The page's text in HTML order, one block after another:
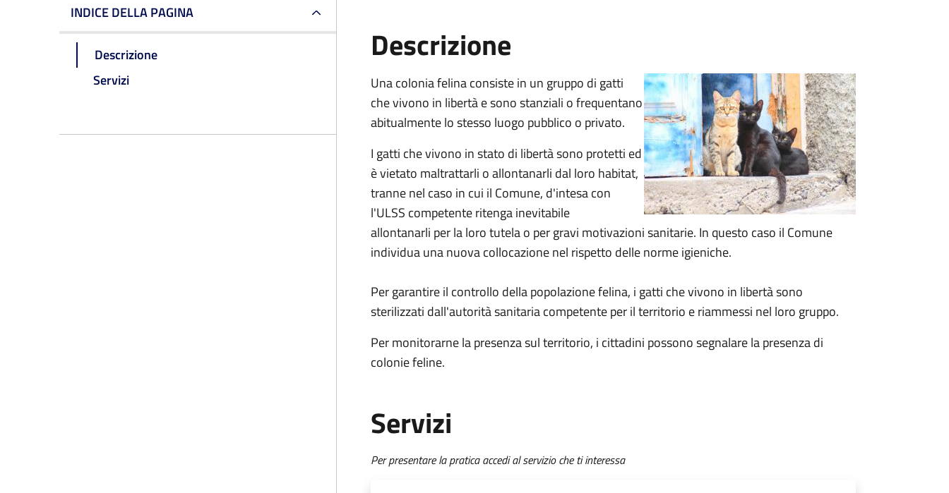
INDICE DELLA PAGINA
Descrizione
Servizi
Descrizione
Una colonia felina consiste in un gruppo di gatti
che vivono in libertà e sono stanziali o frequentano
abitualmente lo stesso luogo pubblico o privato.
I gatti che vivono in stato di libertà sono protetti ed
è vietato maltrattarli o allontanarli dal loro habitat,
tranne nel caso in cui il Comune, d'intesa con
l'ULSS competente ritenga inevitabile
allontanarli per la loro tutela o per gravi motivazioni sanitarie. In questo caso il Comune
individua una nuova collocazione nel rispetto delle norme igieniche.
Per garantire il controllo della popolazione felina, i gatti che vivono in libertà sono
sterilizzati dall'autorità sanitaria competente per il territorio e riammessi nel loro gruppo.
Per monitorarne la presenza sul territorio, i cittadini possono segnalare la presenza di
colonie feline.
Servizi
Per presentare la pratica accedi al servizio che ti interessa